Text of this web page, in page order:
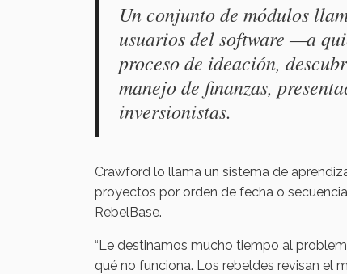
Un conjunto de módulos
usuarios del software —a
proceso de ideación,
manejo de finanzas,
inversionistas.
Crawford lo llama un sistema de
proyectos por orden de fecha o
RebelBase.
“Le destinamos mucho tiempo al
qué no funciona. Los rebeldes revisan el